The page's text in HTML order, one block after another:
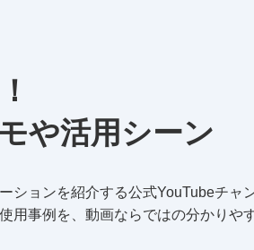
や活用シーン
ションを紹介する公式YouTubeチャ
用事例を、動画ならではの分かりや